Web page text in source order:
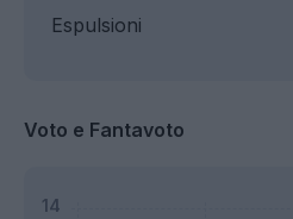
Espulsioni
Voto e Fantavoto